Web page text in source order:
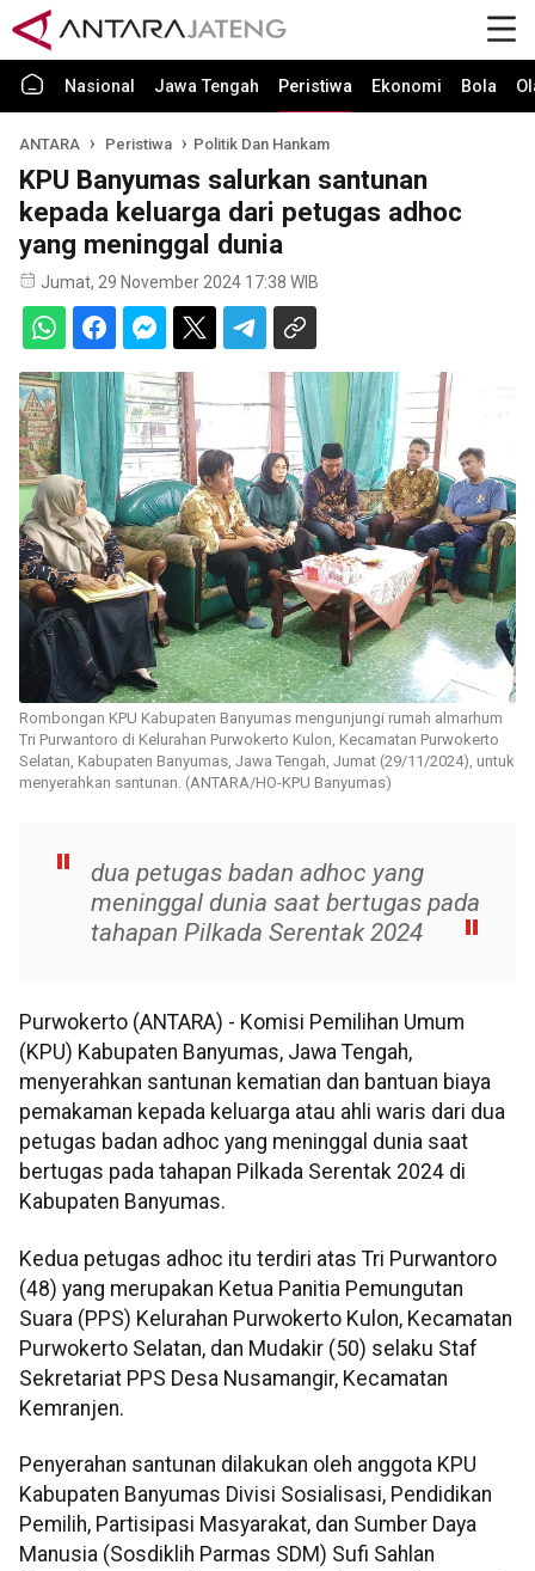
Nasional Jawa Tengah Peristiwa Ekonomi Bola
ANTARA Peristiwa Politik Dan Hankam
KPU Banyumas salurkan santunan
kepada keluarga dari petugas adhoc
yang meninggal dunia
Jumat, 29 November 2024 17:38 WIB
Rombongan KPU Kabupaten Banyumas mengunjungi rumah almarhum
Tri Purwantoro di Kelurahan Purwokerto Kulon, Kecamatan Purwokerto
Selatan, Kabupaten Banyumas, Jawa Tengah, Jumat (29/11/2024), untuk
menyerahkan santunan. (ANTARA/HO-KPU Banyumas)
dua petugas badan adhoc yang
meninggal dunia saat bertugas pada
tahapan Pilkada Serentak 2024
Purwokerto (ANTARA) - Komisi Pemilihan Umum
(KPU) Kabupaten Banyumas, Jawa Tengah,
menyerahkan santunan kematian dan bantuan biaya
pemakaman kepada keluarga atau ahli waris dari dua
petugas badan adhoc yang meninggal dunia saat
bertugas pada tahapan Pilkada Serentak 2024 di
Kabupaten Banyumas.
Kedua petugas adhoc itu terdiri atas Tri Purwantoro
(48) yang merupakan Ketua Panitia Pemungutan
Suara (PPS) Kelurahan Purwokerto Kulon, Kecamatan
Purwokerto Selatan, dan Mudakir (50) selaku Staf
Sekretariat PPS Desa Nusamangir, Kecamatan
Kemranjen.
Penyerahan santunan dilakukan oleh anggota KPU
Kabupaten Banyumas Divisi Sosialisasi, Pendidikan
Pemilih, Partisipasi Masyarakat, dan Sumber Daya
Manusia (Sosdiklih Parmas SDM) Sufi Sahlan